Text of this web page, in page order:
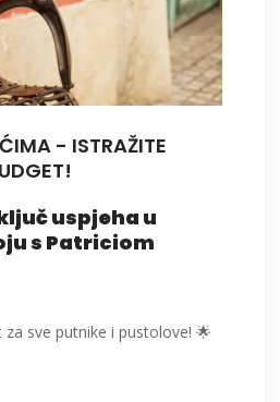
- ISTRAŽITE
uspjeha u
s Patriciom
sve putnike i pustolove! 🌟